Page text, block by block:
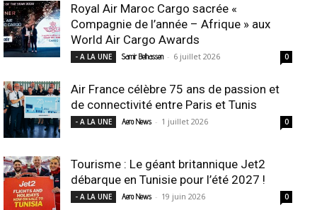
Royal Air Maroc Cargo sacrée «
Compagnie de l’année – Afrique » aux
World Air Cargo Awards
- A LA UNE Samir Belhassen - 6 juillet 2026 0
Air France célèbre 75 ans de passion et
de connectivité entre Paris et Tunis
- A LA UNE Aero News - 1 juillet 2026 0
Tourisme : Le géant britannique Jet2
débarque en Tunisie pour l’été 2027 !
- A LA UNE Aero News - 19 juin 2026 0